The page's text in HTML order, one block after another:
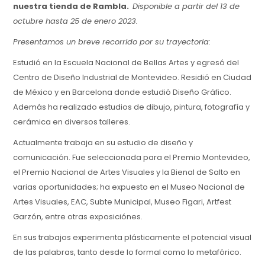
nuestra tienda de Rambla.Disponible a partir del 13 de
octubre hasta 25 de enero 2023.
Presentamos un breve recorrido por su trayectoria:
Estudió en la Escuela Nacional de Bellas Artes y egresó del
Centro de Diseño Industrial de Montevideo. Residió en Ciudad
de México y en Barcelona donde estudió Diseño Gráfico.
Además ha realizado estudios de dibujo, pintura, fotografía y
cerámica en diversos talleres.
Actualmente trabaja en su estudio de diseño y
comunicación. Fue seleccionada para el Premio Montevideo,
el Premio Nacional de Artes Visuales y la Bienal de Salto en
varias oportunidades; ha expuesto en el Museo Nacional de
Artes Visuales, EAC, Subte Municipal, Museo Figari, Artfest
Garzón, entre otras exposiciónes.
En sus trabajos experimenta plásticamente el potencial visual
de las palabras, tanto desde lo formal como lo metafórico.